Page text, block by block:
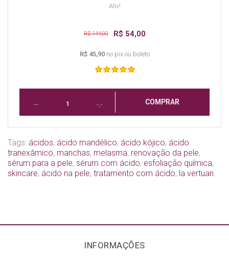
Aliv!
R$ 54,00
R$ 144,00
R$ 45,90no pix ou boleto
COMPRAR
Tags: ácidos, ácido mandélico, ácido kójico, ácido
tranexâmico, manchas, melasma, renovação da pele,
sérum para a pele, sérum com ácido, esfoliação química,
skincare, ácido na pele, tratamento com ácido, la vertuan
INFORMAÇÕES